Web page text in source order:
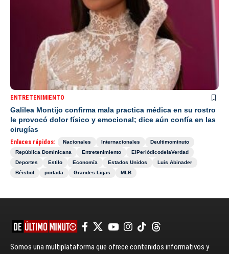
ENTRETENIMIENTO
Galilea Montijo confirma mala practica médica en su rostro
le provocó dolor físico y emocional; dice aún confía en las
cirugías
Enlaces rápidos: Nacionales Internacionales
Deultimominuto
República Dominicana
Entretenimiento
ElPeriódicodelaVerdad
Deportes
Estilo Economía Estados Unidos
Luis Abinader
Béisbol
portada Grandes Ligas MLB
Somos una multiplataforma que ofrece contenidos informativos y